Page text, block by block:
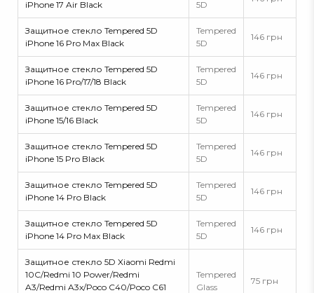
iPhone 17 Air Black
5D
Защитное стекло Tempered 5D
iPhone 16 Pro Max Black
Tempered
5D
146 грн
Защитное стекло Tempered 5D
iPhone 16 Pro/17/18 Black
Tempered
5D
146 грн
Защитное стекло Tempered 5D
iPhone 15/16 Black
Tempered
5D
146 грн
Защитное стекло Tempered 5D
iPhone 15 Pro Black
Tempered
5D
146 грн
Защитное стекло Tempered 5D
iPhone 14 Pro Black
Tempered
5D
146 грн
Защитное стекло Tempered 5D
iPhone 14 Pro Max Black
Tempered
5D
146 грн
Защитное стекло 5D Xiaomi Redmi
10C/Redmi 10 Power/Redmi
A3/Redmi A3x/Poco C40/Poco C61
Tempered
Glass
75 грн